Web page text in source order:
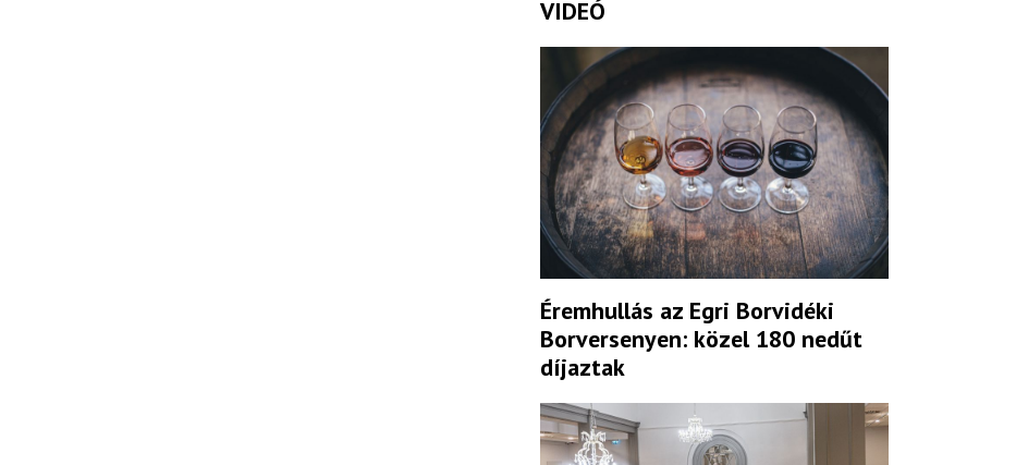
VIDEÓ
Éremhullás az Egri Borvidéki
Borversenyen: közel 180 nedűt
díjaztak